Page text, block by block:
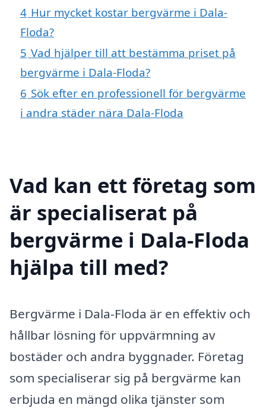
4 Hur mycket kostar bergvärme i Dala-
Floda?
5 Vad hjälper till att bestämma priset på
bergvärme i Dala-Floda?
6 Sök efter en professionell för bergvärme
i andra städer nära Dala-Floda
Vad kan ett företag som
är specialiserat på
bergvärme i Dala-Floda
hjälpa till med?
Bergvärme i Dala-Floda är en effektiv och
hållbar lösning för uppvärmning av
bostäder och andra byggnader. Företag
som specialiserar sig på bergvärme kan
erbjuda en mängd olika tjänster som